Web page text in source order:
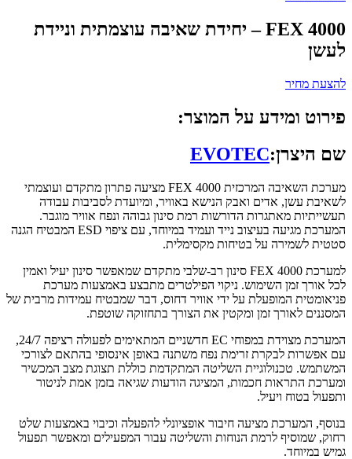
FEX 4000 – יחידת שאיבה עוצמתית וניידת
לעשן
להצעת מחיר
פירוט ומידע על המוצר:
שם היצרן:EVOTEC
מערכת השאיבה המרכזית FEX 4000 מציעה פתרון מתקדם ועוצמתי
לשאיבת עשן, אדים ואבק הנישא באוויר, ומיועדת לסביבות עבודה
תעשייתיות מאתגרות הדורשות רמת סינון גבוהה ונפח אוויר מוגבר.
המערכת מגיעה בעיצוב נייד ועמיד במיוחד, עם ציפוי ESD המבטיח הגנה
סטטית לשמירה על בטיחות מקסימלית.
למערכת FEX 4000 סינון רב-שלבי מתקדם שמאפשר סינון יעיל ואמין
לכל אורך זמן השימוש. ניקוי הפילטרים מתבצע באמצעות מערכת
פניאומטית המופעלת על ידי אוויר דחוס, דבר שמבטיח עמידות מרבית של
המסננים לאורך זמן ומקטין את הצורך בתחזוקה שוטפת.
המערכת מצוידת במפוחי EC חדשניים המתאימים לפעולה רציפה 24/7,
עם אפשרות לבקרת זרימת נפח משתנה באופן אינסופי בהתאם לצורכי
המשתמש. טכנולוגיית השליטה המתקדמת כוללת תצוגת מצב המכשיר
ומערכת התראות חכמות, המציגה הודעות שגיאה בזמן אמת לניטור
ותפעול בטוח ויעיל.
בנוסף, המערכת מציעה חיבור אופציונלי להפעלה וכיבוי באמצעות שלט
רחוק, שמוסיף לרמת הנוחות והשליטה עבור המפעילים ומאפשר תפעול
גמיש במיוחד.